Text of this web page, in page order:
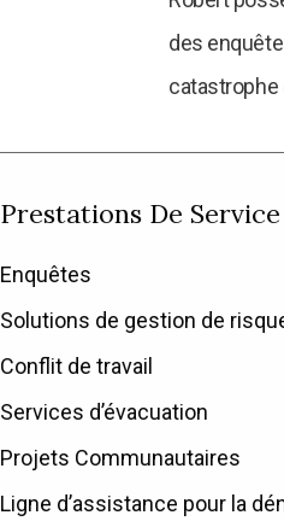
des
catastrophe
Prestations De Service
Enquêtes
Solutions de gestion de
Conflit de travail
Services d’évacuation
Projets Communautaires
Ligne d’assistance pour la